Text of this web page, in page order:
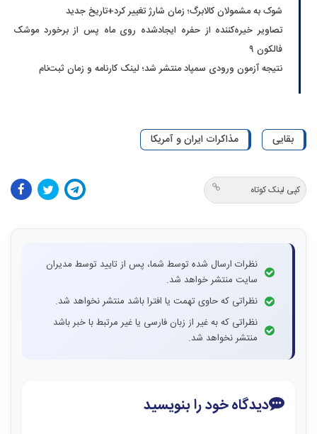
شوک به مشمولان کالابرگ؛ زمان شارژ تغییر کرد+تاریخ جدید
تصاویر خیره‌کننده از حفره ایجادشده روی ماه پس از برخورد موشک
فالکون ۹
نتیجه آزمون ورودی سمپاد منتشر شد؛ لینک کارنامه و زمان ثبت‌نام
بقایی مذاکرات ایران و آمریکا
کپی لینک کوتاه
نظرات ارسال شده توسط شما، پس از تایید توسط مدیران
سایت منتشر خواهد شد.
نظراتی که حاوی تهمت یا افترا باشد منتشر نخواهد شد.
نظراتی که به غیر از زبان فارسی یا غیر مرتبط با خبر باشد
منتشر نخواهد شد.
دیدگاه خود را بنویسید